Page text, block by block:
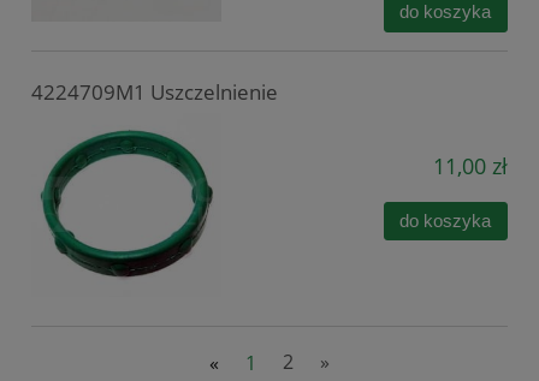
do koszyka
4224709M1 Uszczelnienie
11,00 zł
do koszyka
« 1 2 »